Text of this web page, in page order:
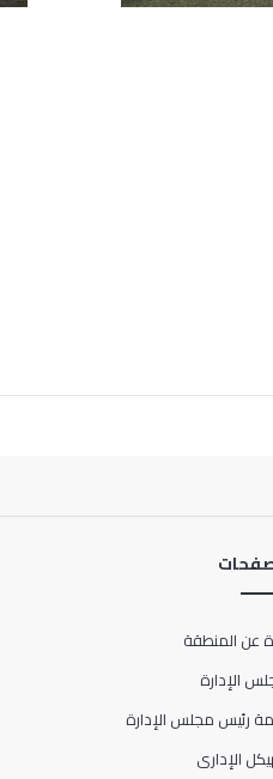
عن المنطقة
الإدارة
رئيس مجلس الإدارة
الإدارى